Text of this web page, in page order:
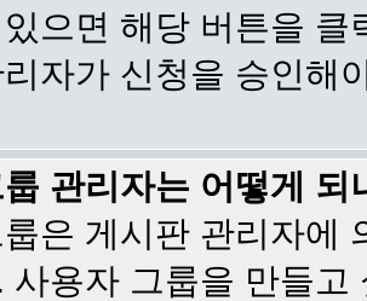
으면 해당 버튼을
자가 신청을 승인해
관리자는 어떻게 되
은 게시판 관리자에
사용자 그룹을 만들